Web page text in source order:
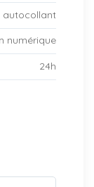
autocollant
numérique
24h